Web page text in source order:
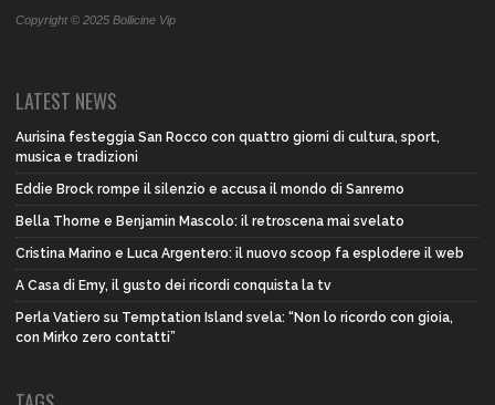
Copyright © 2025 Bollicine Vip
LATEST NEWS
Aurisina festeggia San Rocco con quattro giorni di cultura, sport,
musica e tradizioni
Eddie Brock rompe il silenzio e accusa il mondo di Sanremo
Bella Thorne e Benjamin Mascolo: il retroscena mai svelato
Cristina Marino e Luca Argentero: il nuovo scoop fa esplodere il web
A Casa di Emy, il gusto dei ricordi conquista la tv
Perla Vatiero su Temptation Island svela: “Non lo ricordo con gioia,
con Mirko zero contatti”